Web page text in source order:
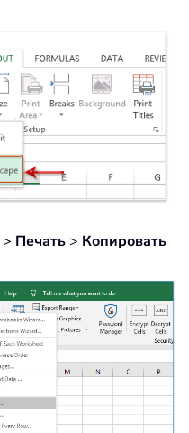
> Печать > Копировать